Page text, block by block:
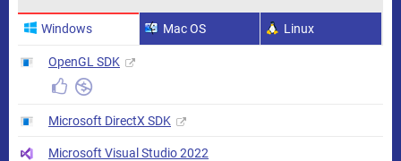
Windows Mac OS Linux
OpenGL SDK
Microsoft DirectX SDK
Microsoft Visual Studio 2022